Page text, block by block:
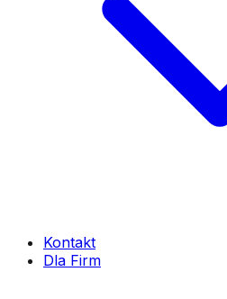
Kontakt
Dla Firm